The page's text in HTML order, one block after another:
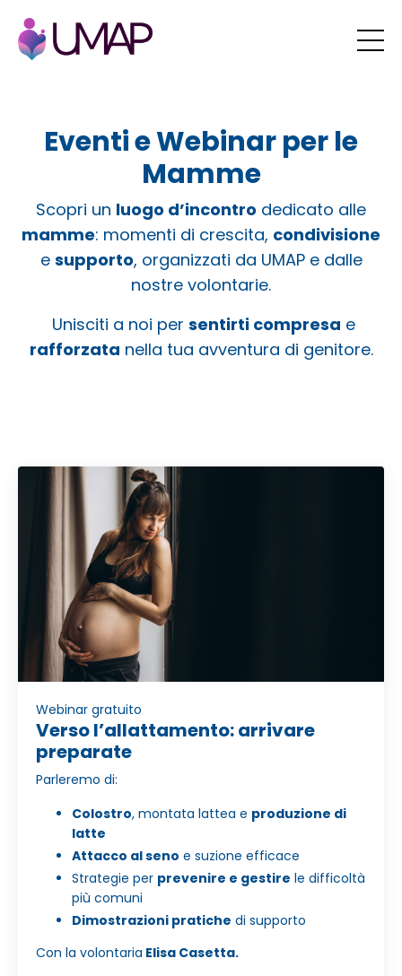
Eventi e Webinar per le
Mamme
Scopri un luogo d’incontro dedicato alle
mamme: momenti di crescita, condivisione
e supporto, organizzati da UMAP e dalle
nostre volontarie.
Unisciti a noi per sentirti compresa e
rafforzata nella tua avventura di genitore.
Webinar gratuito
Verso l’allattamento: arrivare
preparate
Parleremo di:
Colostro, montata lattea e produzione di
latte
Attacco al seno e suzione efficace
Strategie per prevenire e gestire le difficoltà
più comuni
Dimostrazioni pratiche di supporto
Con la volontaria Elisa Casetta.